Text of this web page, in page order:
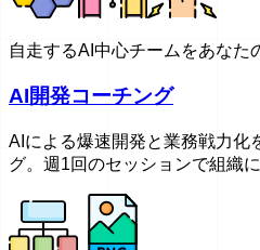
自走するAI中心チームをあなた
AI開発コーチング
AIによる爆速開発と業務戦力化
グ。週1回のセッションで組織